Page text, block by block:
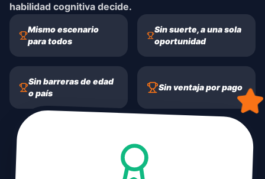
habilidad cognitiva decide.
Mismo escenario
para todos
Sin suerte, a una sola
oportunidad
Sin barreras de edad
o país
Sin ventaja por pago